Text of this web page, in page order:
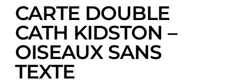
CARTE DOUBLE
CATH KIDSTON –
OISEAUX SANS
TEXTE